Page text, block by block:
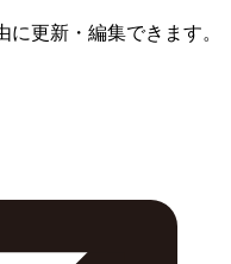
更新・編集できます。